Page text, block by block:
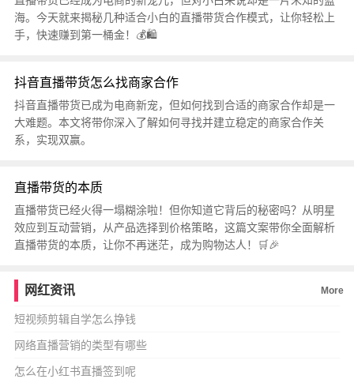
海。今天就来揭秘几种适合小白的直播带货合作模式，让你轻松上
手，快速赚到第一桶金！💰🛍️
抖音直播带货怎么找商家合作
抖音直播带货已成为电商新宠，但如何找到合适的商家合作却是一
大难题。本文将带你深入了解如何寻找并建立稳定的商家合作关
系，实现双赢。
直播带货的本质
直播带货已经火得一塌糊涂啦！但你知道它背后的秘密吗？从明星
效应到互动营销，从产品选择到价格策略，这篇文案带你全面解析
直播带货的本质，让你不再迷茫，成为购物达人！🛒🎉
网红资讯 More
短视频剪辑自学怎么挣钱
网络直播营销的类型有哪些
怎么在小红书直播签到呢